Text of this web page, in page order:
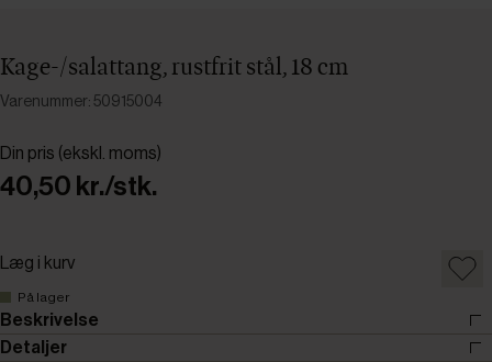
Kage-/salattang, rustfrit stål, 18 cm
Varenummer: 50915004
Din pris (ekskl. moms)
40,50 kr./stk.
Læg i kurv
På lager
Beskrivelse
Detaljer